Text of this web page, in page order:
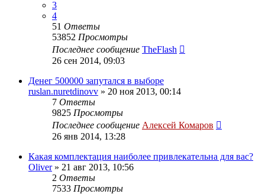
3
4
51 Ответы
53852 Просмотры
Последнее сообщение TheFlash
26 сен 2014, 09:03
Денег 500000 запутался в выборе
ruslan.nuretdinovv » 20 ноя 2013, 00:14
7 Ответы
9825 Просмотры
Последнее сообщение Алексей Комаров
26 янв 2014, 13:28
Какая комплектация наиболее привлекательна для вас?
Oliver» 21 авг 2013, 10:56
2 Ответы
7533 Просмотры